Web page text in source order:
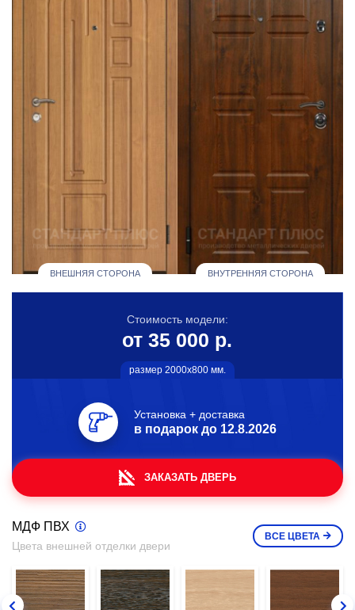
ВНЕШНЯЯ СТОРОНА ВНУТРЕННЯЯ СТОРОНА
Стоимость модели:
от 35 000 р.
размер 2000х800 мм.
Установка + доставка
в подарок до 12.8.2026
ЗАКАЗАТЬ ДВЕРЬ
МДФ ПВХ
Цвета внешней отделки двери
ВСЕ ЦВЕТА